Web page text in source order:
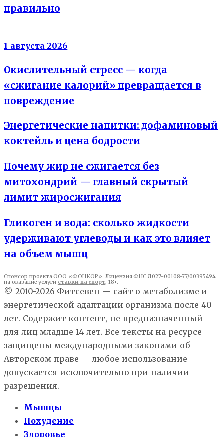
правильно
1 августа 2026
Окислительный стресс — когда
«сжигание калорий» превращается в
повреждение
Энергетические напитки: дофаминовый
коктейль и цена бодрости
Почему жир не сжигается без
митохондрий — главный скрытый
лимит жиросжигания
Гликоген и вода: сколько жидкости
удерживают углеводы и как это влияет
на объем мышц
Спонсор проекта ООО «ФОНКОР». Лицензия ФНС Л027-00108-77/00395494
на оказание услуги ставки на спорт, 18+.
© 2010-2026 Фитсевен — сайт о метаболизме и
энергетической адаптации организма после 40
лет. Содержит контент, не предназначенный
для лиц младше 14 лет. Все тексты на ресурсе
защищены международными законами об
Авторском праве — любое использование
допускается исключительно при наличии
разрешения.
Мышцы
Похудение
Здоровье